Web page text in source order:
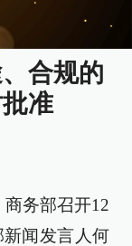
合规的
准
商务部召开12
闻发言人何